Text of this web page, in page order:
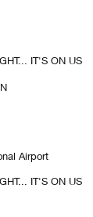
IT'S ON US
Airport
IT'S ON US